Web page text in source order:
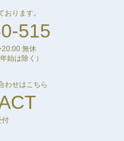
おります。
515
無休
始は除く）
わせはこちら
付